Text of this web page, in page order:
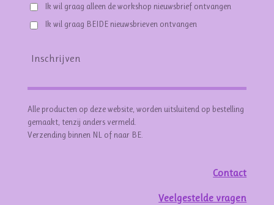
Ik wil graag alleen de workshop nieuwsbrief ontvangen
Ik wil graag BEIDE nieuwsbrieven ontvangen
Inschrijven
Alle producten op deze website, worden uitsluitend op bestelling
gemaakt, tenzij anders vermeld.
Verzending binnen NL of naar BE.
Contact
Veelgestelde vragen